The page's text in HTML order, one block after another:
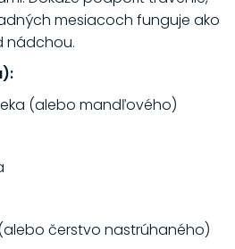
mesiacoch funguje ako
nádchou.
(alebo mandľového)
čerstvo nastrúhaného)